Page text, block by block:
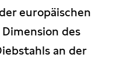
europäischen
des
an der